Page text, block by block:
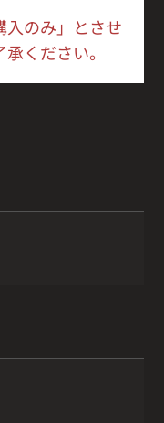
入のみ」とさせ
ください。